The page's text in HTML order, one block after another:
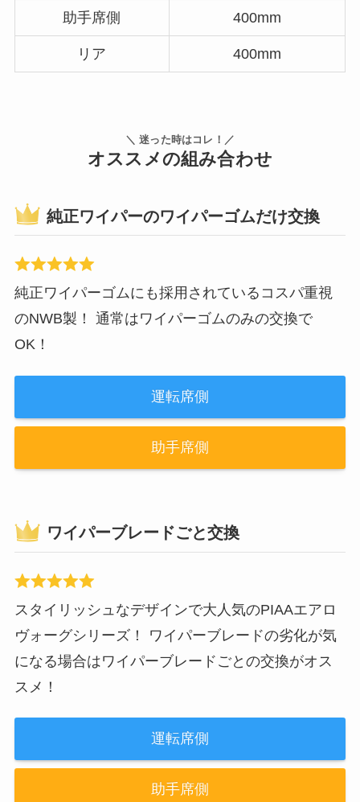
助手席側 400mm
リア 400mm
＼ 迷った時はコレ！／
オススメの組み合わせ
純正ワイパーのワイパーゴムだけ交換
純正ワイパーゴムにも採用されているコスパ重視
のNWB製！ 通常はワイパーゴムのみの交換で
OK！
運転席側
助手席側
ワイパーブレードごと交換
スタイリッシュなデザインで大人気のPIAAエアロ
ヴォーグシリーズ！ ワイパーブレードの劣化が気
になる場合はワイパーブレードごとの交換がオス
スメ！
運転席側
助手席側